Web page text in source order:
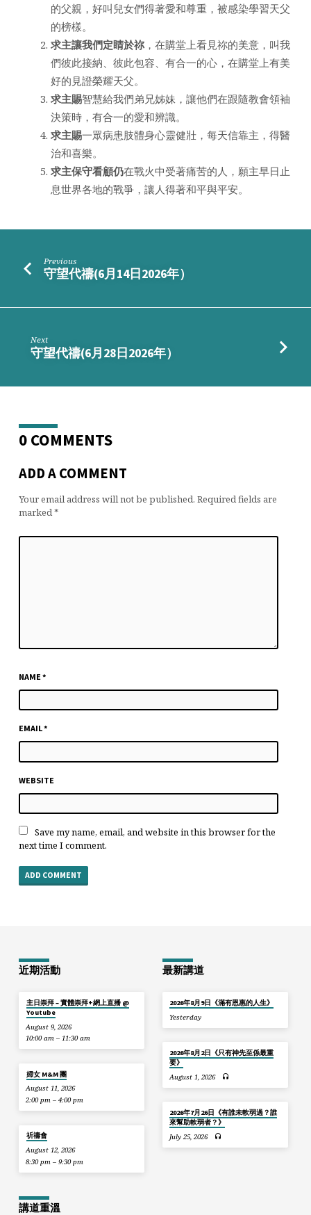
的父親，好叫兒女們得著愛和尊重，被感染學習天父
的榜樣。
求主讓我們定睛於祢，在購堂上看見祢的美意，叫我
們彼此接納、彼此包容、有合一的心，在購堂上有美
好的見證榮耀天父。
求主賜智慧給我們弟兄姊妹，讓他們在跟隨教會領袖
決策時，有合一的愛和辨識。
求主賜一眾病患肢體身心靈健壯，每天信靠主，得醫
治和喜樂。
求主保守看顧仍在戰火中受著痛苦的人，願主早日止
息世界各地的戰爭，讓人得著和平與平安。
Previous
守望代禱(6月14日2026年）
Next
守望代禱(6月28日2026年）
0 COMMENTS
ADD A COMMENT
Your email address will not be published. Required fields are
marked*
NAME *
EMAIL*
WEBSITE
Save my name, email, and website in this browser for the
next time I comment.
近期活動
主日崇拜 – 實體崇拜+網上直播 @
Youtube
August 9, 2026
10:00 am – 11:30 am
婦女 M&M 團
August 11, 2026
2:00 pm – 4:00 pm
祈禱會
August 12, 2026
8:30 pm – 9:30 pm
最新講道
2026年8月9日《滿有恩惠的人生》
Yesterday
2026年8月2日《只有神先至係最重
要》
August 1, 2026
2026年7月26日《有誰未軟弱過？誰
來幫助軟弱者？》
July 25, 2026
講道重溫